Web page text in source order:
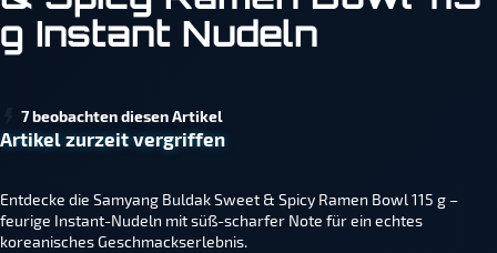
g Instant Nudeln
7 beobachten diesen Artikel
Artikel zurzeit vergriffen
Entdecke die Samyang Buldak Sweet & Spicy Ramen Bowl 115 g –
feurige Instant-Nudeln mit süß-scharfer Note für ein echtes
koreanisches Geschmackserlebnis.